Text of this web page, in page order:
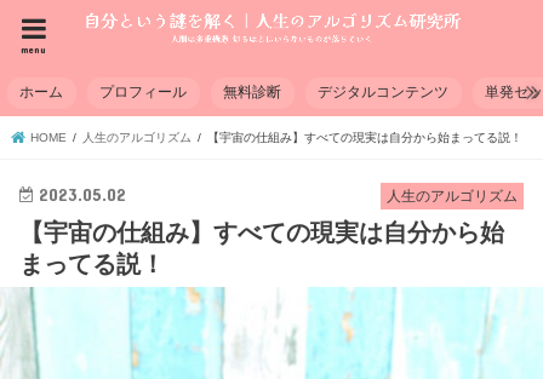
menu
ホーム プロフィール 無料診断 デジタルコンテンツ 単発セ
HOME 人生のアルゴリズム 【宇宙の仕組み】すべての現実は自分から始まってる説！
人生のアルゴリズム
2023.05.02
【宇宙の仕組み】すべての現実は自分から始
まってる説！